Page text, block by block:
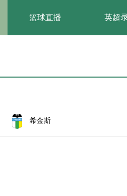
篮球直播 英超
希金斯